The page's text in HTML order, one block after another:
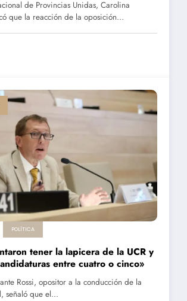
de Provincias Unidas, Carolina
que la reacción de la oposición…
POLÍTICA
tener la lapicera de la UCR y
entre cuatro o cinco»
Rossi, opositor a la conducción de la
señaló que el…